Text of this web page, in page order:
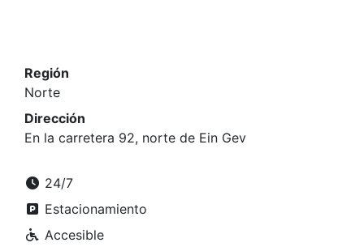
Región
Norte
Dirección
En la carretera 92, norte de Ein Gev
24/7
Estacionamiento
Accesible